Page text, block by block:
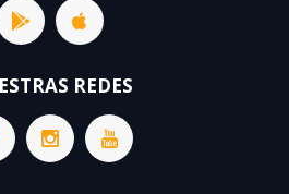
REDES